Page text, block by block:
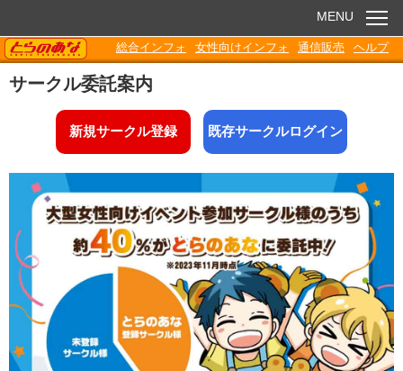
お知らせ
電子書籍
Q&A
各種ダウンロード
MENU
TORANOANA
総合インフォ 女性向けインフォ 通信販売 ヘルプ
サークル委託案内
新規サークル登録 既存サークルログイン